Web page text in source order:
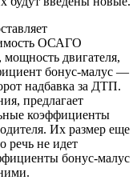
ОСАГО
мощность двигателя,
бонус-малус —
надбавка за ДТП.
предлагает
коэффициенты
Их размер еще
речь не идет
бонус-малус